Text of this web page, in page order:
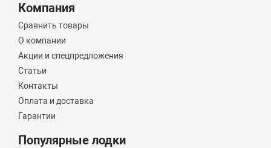
Компания
Сравнить товары
О компании
Акции и спецпредложения
Статьи
Контакты
Оплата и доставка
Гарантии
Популярные лодки